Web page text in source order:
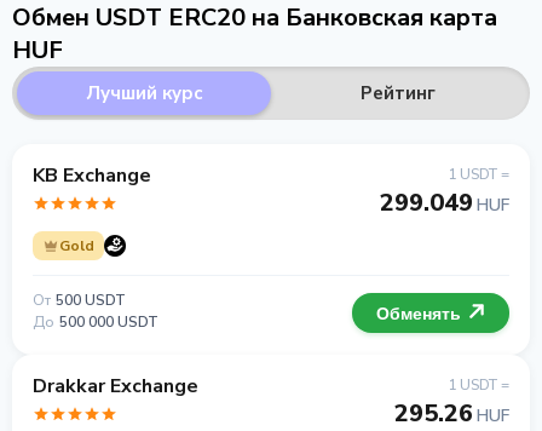
Обмен USDT ERC20 на Банковская карта
HUF
Лучший курс Рейтинг
KB Exchange
Gold
1 USDT =
299.049 HUF
От 500 USDT
До 500 000 USDT Обменять
Drakkar Exchange 1 USDT =
295.26 HUF